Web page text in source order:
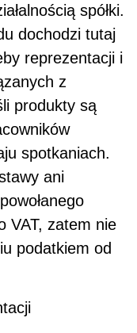
spółki.
dochodzi tutaj
reprezentacji i
z
produkty są
spotkaniach.
ani
VAT, zatem nie
podatkiem od